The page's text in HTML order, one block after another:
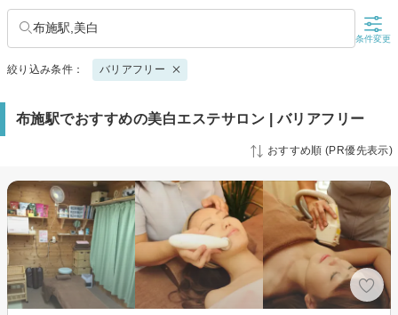
布施駅,美白
条件変更
絞り込み条件： バリアフリー
布施駅でおすすめの美白エステサロン | バリアフリー
おすすめ順 (PR優先表示)